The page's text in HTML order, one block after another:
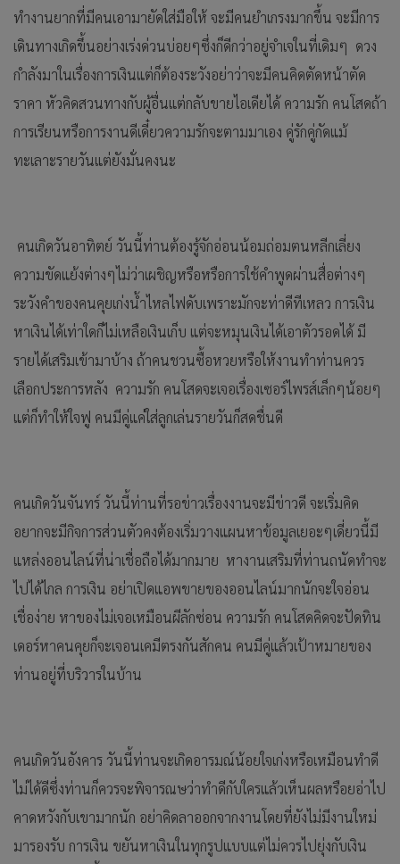
ทำงานยากที่มีคนเอามายัดใส่มือให้ จะมีคนยำเกรงมากขึ้น จะมีการ
เดินทางเกิดขึ้นอย่างเร่งด่วนบ่อยๆซึ่งก็ดีกว่าอยู่จำเจในที่เดิมๆ ดวง
กำลังมาในเรื่องการเงินแต่ก็ต้องระวังอย่าว่าจะมีคนคิดตัดหน้าตัด
ราคา หัวคิดสวนทางกับผู้อื่นแต่กลับขายไอเดียได้ ความรัก คนโสดถ้า
การเรียนหรือการงานดีเดี๋ยวความรักจะตามมาเอง คู่รักคู่กัดแม้
ทะเลาะรายวันแต่ยังมั่นคงนะ
คนเกิดวันอาทิตย์ วันนี้ท่านต้องรู้จักอ่อนน้อมถ่อมตนหลีกเลี่ยง
ความขัดแย้งต่างๆไม่ว่าเผชิญหรือหรือการใช้คำพูดผ่านสื่อต่างๆ
ระวังคำของคนคุยเก่งน้ำไหลไฟดับเพราะมักจะท่าดีทีเหลว การเงิน
หาเงินได้เท่าใดก็ไม่เหลือเงินเก็บ แต่จะหมุนเงินได้เอาตัวรอดได้ มี
รายได้เสริมเข้ามาบ้าง ถ้าคนชวนซื้อหวยหรือให้งานทำท่านควร
เลือกประการหลัง ความรัก คนโสดจะเจอเรื่องเซอร์ไพรส์เล็กๆน้อยๆ
แต่ก็ทำให้ใจฟู คนมีคู่แค่ใส่ลูกเล่นรายวันก็สดชื่นดี
คนเกิดวันจันทร์ วันนี้ท่านที่รอข่าวเรื่องงานจะมีข่าวดี จะเริ่มคิด
อยากจะมีกิจการส่วนตัวคงต้องเริ่มวางแผนหาข้อมูลเยอะๆเดี่ยวนี้มี
แหล่งออนไลน์ที่น่าเชื่อถือได้มากมาย หางานเสริมที่ท่านถนัดทำจะ
ไปได้ไกล การเงิน อย่าเปิดแอพขายของออนไลน์มากนักจะใจอ่อน
เชื่อง่าย หาของไม่เจอเหมือนผีลักซ่อน ความรัก คนโสดคิดจะปัดทิน
เดอร์หาคนคุยก็จะเจอนเคมีตรงกันสักคน คนมีคู่แล้วเป้าหมายของ
ท่านอยู่ที่บริวารในบ้าน
คนเกิดวันอังคาร วันนี้ท่านจะเกิดอารมณ์น้อยใจเก่งหรือเหมือนทำดี
ไม่ได้ดีซึ่งท่านก็ควรจะพิจารณษว่าทำดีกับใครแล้วเห็นผลหรือยอ่าไป
คาดหวังกับเขามากนัก อย่าคิดลาออกจากงานโดยที่ยังไม่มีงานใหม่
มารองรับ การเงิน ขยันหาเงินในทุกรูปแบบแต่ไม่ควรไปยุ่งกับเงิน